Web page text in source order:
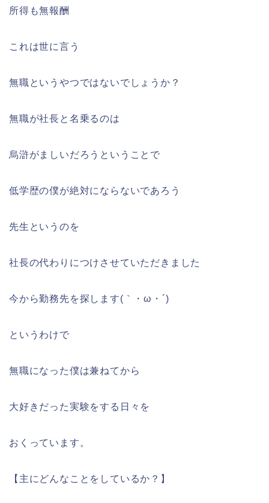
所得も無報酬
これは世に言う
無職というやつではないでしょうか？
無職が社長と名乗るのは
烏滸がましいだろうということで
低学歴の僕が絶対にならないであろう
先生というのを
社長の代わりにつけさせていただきました
今から勤務先を探します(｀・ω・´)
というわけで
無職になった僕は兼ねてから
大好きだった実験をする日々を
おくっています。
【主にどんなことをしているか？】